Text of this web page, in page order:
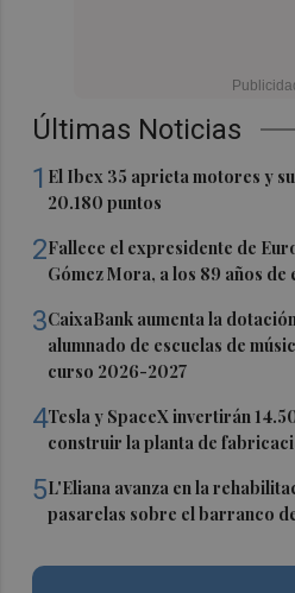
Últimas Noticias
1 El Ibex 35 aprieta motores y
20.180 puntos
2Fallece el expresidente de
Gómez Mora, a los 89 años de
3CaixaBank aumenta la
alumnado de escuelas de
curso 2026-2027
4Tesla y SpaceX invertirán
construir la planta de
5L'Eliana avanza en la
pasarelas sobre el barranco